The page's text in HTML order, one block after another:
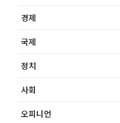
경제
국제
정치
사회
오피니언